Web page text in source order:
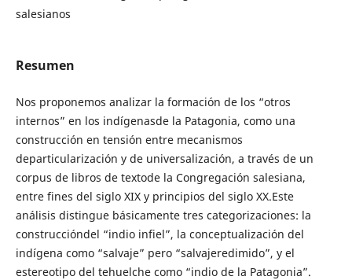
salesianos
Resumen
Nos proponemos analizar la formación de los “otros
internos” en los indígenasde la Patagonia, como una
construcción en tensión entre mecanismos
departicularización y de universalización, a través de un
corpus de libros de textode la Congregación salesiana,
entre fines del siglo XIX y principios del siglo XX.Este
análisis distingue básicamente tres categorizaciones: la
construccióndel “indio infiel”, la conceptualización del
indígena como “salvaje” pero “salvajeredimido”, y el
estereotipo del tehuelche como “indio de la Patagonia”.